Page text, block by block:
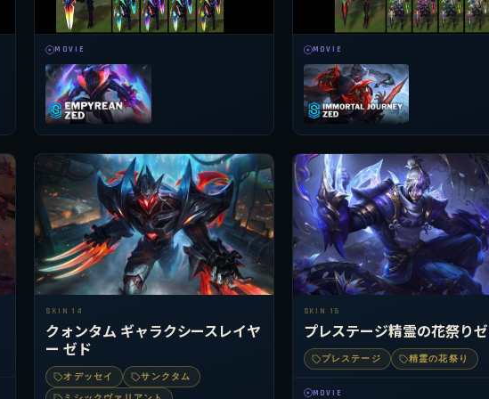
MOVIE MOVIE
SKIN 14
クォンタム ギャラクシースレイヤ
ー ゼド
オデッセイ
サンクタム
SKIN 15
プレステージ精霊の花祭り
プレステージ 精霊の花祭り
MOVIE